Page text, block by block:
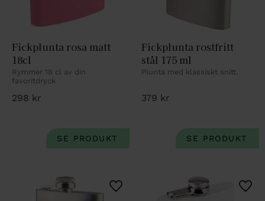
Fickplunta rosa matt
18cl
Rymmer 18 cl av din
favoritdryck
298 kr
Fickplunta rostfritt
stål 175 ml
Plunta med klassiskt snitt.
379 kr
Lägg till i favoriter